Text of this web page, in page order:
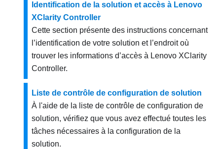
Identification de la solution et accès à Lenovo
XClarity Controller
Cette section présente des instructions concernant
l’identification de votre solution et l’endroit où
trouver les informations d’accès à Lenovo XClarity
Controller.
Liste de contrôle de configuration de solution
À l'aide de la liste de contrôle de configuration de
solution, vérifiez que vous avez effectué toutes les
tâches nécessaires à la configuration de la
solution.